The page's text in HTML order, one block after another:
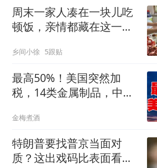
周末一家人凑在一块儿吃
顿饭，亲情都藏在这一饭
乡间小徐 5跟贴
最高50%！美国突然加
税，14类金属制品，中国
金梅煮酒
特朗普要找普京当面对
质？这出戏码比表面看起